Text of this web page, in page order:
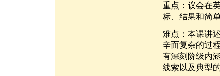
重点：议会在
标、结果和简
难点：本课讲
辛而复杂的过
有深刻阶级内
线索以及典型